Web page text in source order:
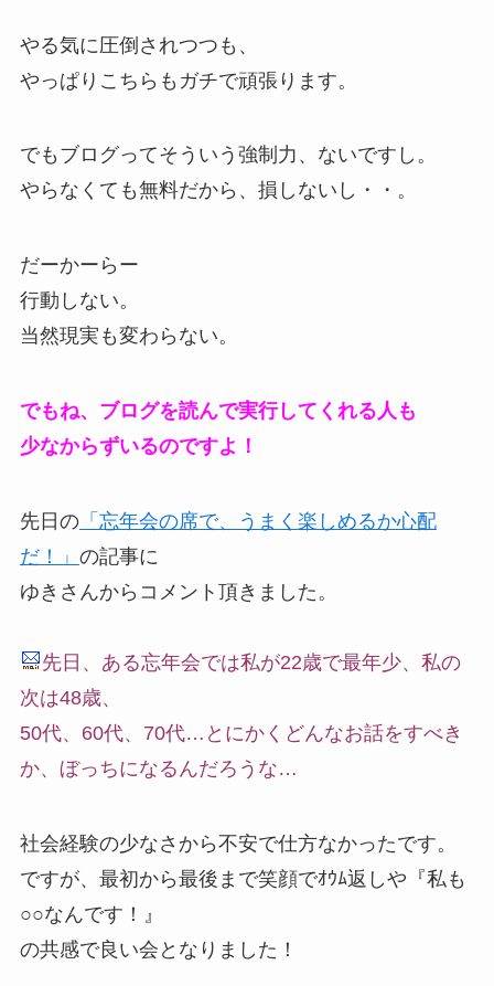
やる気に圧倒されつつも、
やっぱりこちらもガチで頑張ります。
でもブログってそういう強制力、ないですし。
やらなくても無料だから、損しないし・・。
だーかーらー
行動しない。
当然現実も変わらない。
でもね、ブログを読んで実行してくれる人も
少なからずいるのですよ！
先日の「忘年会の席で、うまく楽しめるか心配
だ！」 の記事に
ゆきさんからコメント頂きました。
先日、ある忘年会では私が22歳で最年少、私の
次は48歳、
50代、60代、70代…とにかくどんなお話をすべき
か、ぼっちになるんだろうな…
社会経験の少なさから不安で仕方なかったです。
ですが、最初から最後まで笑顔でｵｳﾑ返しや『私も
○○なんです！』
の共感で良い会となりました！